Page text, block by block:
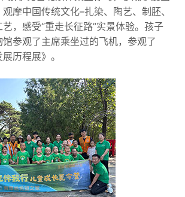
摩中国传统文化–扎染、陶艺、制胚、
，感受“重走长征路”实景体验。孩子
参观了主席乘坐过的飞机，参观了
历程展》。